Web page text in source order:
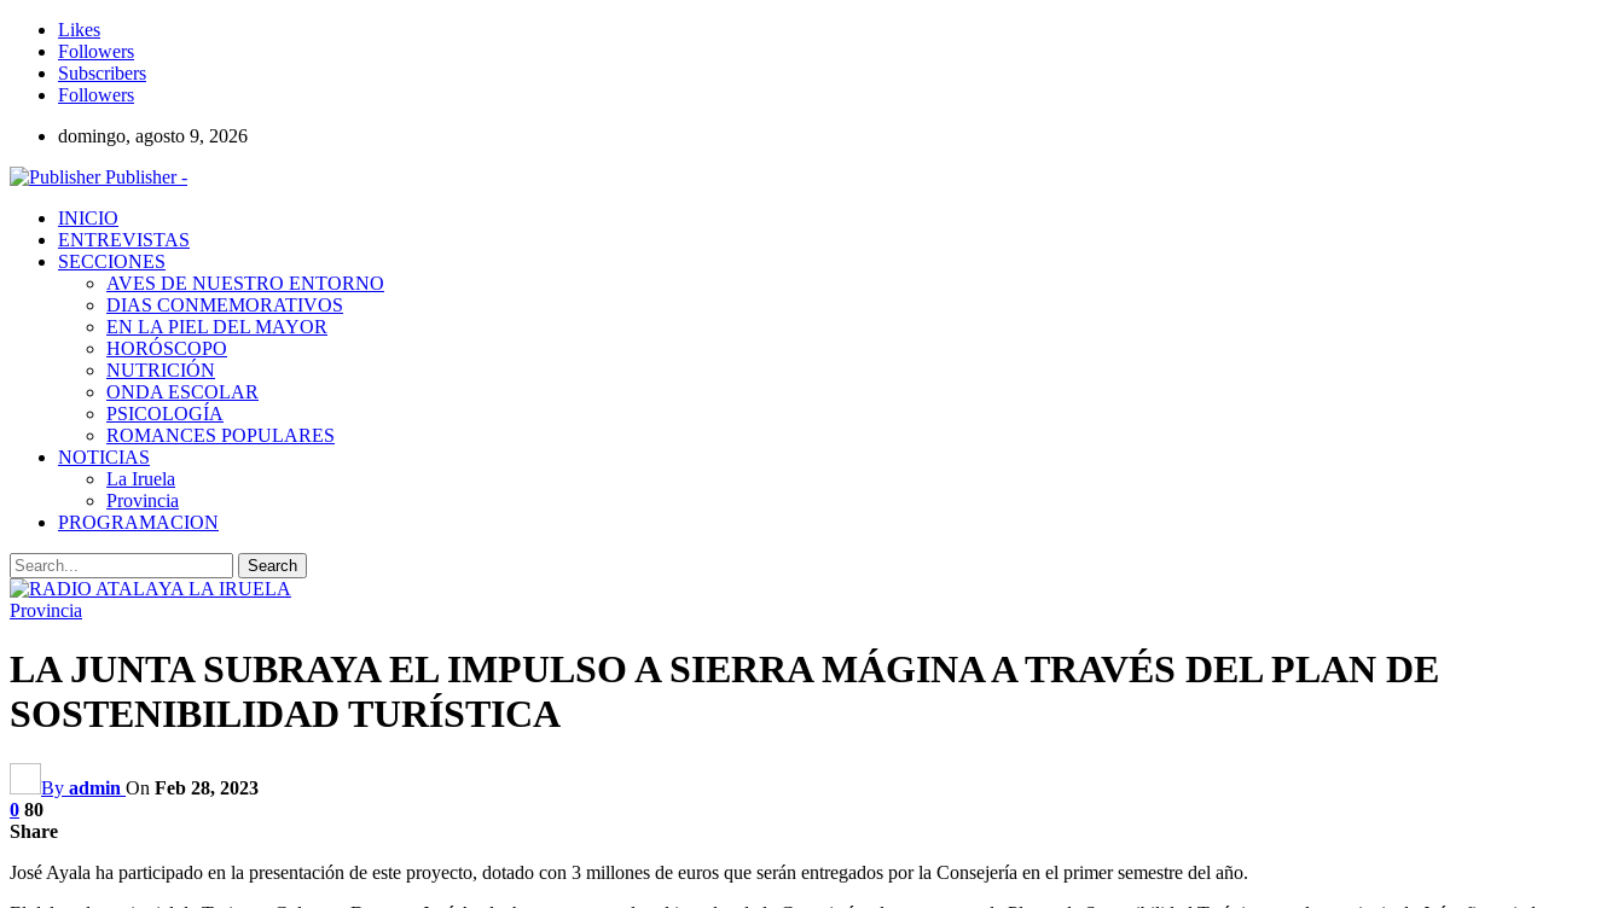
Likes
Followers
Subscribers
Followers
domingo, agosto 9, 2026
Publisher -
INICIO
ENTREVISTAS
SECCIONES
AVES DE NUESTRO ENTORNO
DIAS CONMEMORATIVOS
EN LA PIEL DEL MAYOR
HORÓSCOPO
NUTRICIÓN
ONDA ESCOLAR
PSICOLOGÍA
ROMANCES POPULARES
NOTICIAS
La Iruela
Provincia
PROGRAMACION
Provincia
LA JUNTA SUBRAYA EL IMPULSO A SIERRA MÁGINA A TRAVÉS DEL PLAN DE
SOSTENIBILIDAD TURÍSTICA
By admin On Feb 28, 2023
0 80
Share
José Ayala ha participado en la presentación de este proyecto, dotado con 3 millones de euros que serán entregados por la Consejería en el primer semestre del año.